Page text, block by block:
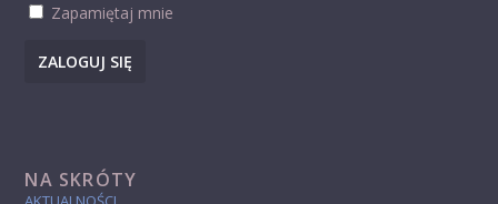
Zapamiętaj mnie
ZALOGUJ SIĘ
NA SKRÓTY